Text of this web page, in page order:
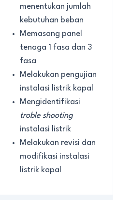
menentukan jumlah
kebutuhan beban
Memasang panel
tenaga 1 fasa dan 3
fasa
Melakukan pengujian
instalasi listrik kapal
Mengidentifikasi
troble shooting
instalasi listrik
Melakukan revisi dan
modifikasi instalasi
listrik kapal